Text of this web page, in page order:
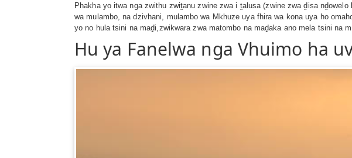
Phakha yo itwa nga zwithu zwiṱanu zwine zwa i ṱalusa (zwine zwa ḓisa
wa mulambo, na dzivhani, mulambo wa Mkhuze uya fhira wa kona uya ho
yo no hula tsini na maḓi,zwikwara zwa matombo na maḓaka ano mela tsini na
Hu ya Fanelwa nga Vhuimo ha